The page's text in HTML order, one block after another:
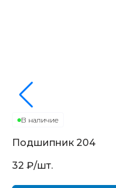
В наличие
Подшипник 204
32 ₽/шт.